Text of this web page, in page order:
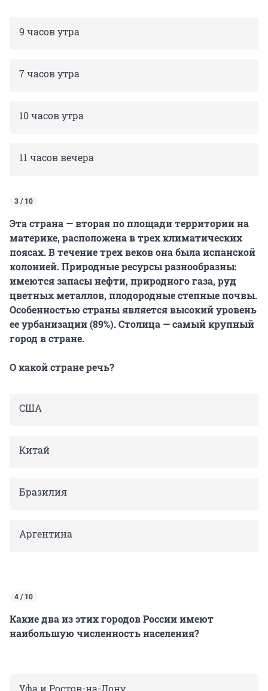
9 часов утра
7 часов утра
10 часов утра
11 часов вечера
3 / 10
Эта страна — вторая по площади территории на
материке, расположена в трех климатических
поясах. В течение трех веков она была испанской
колонией. Природные ресурсы разнообразны:
имеются запасы нефти, природного газа, руд
цветных металлов, плодородные степные почвы.
Особенностью страны является высокий уровень
ее урбанизации (89%). Столица — самый крупный
город в стране.
О какой стране речь?
США
Китай
Бразилия
Аргентина
4 / 10
Какие два из этих городов России имеют
наибольшую численность населения?
Уфа и Ростов-на-Дону